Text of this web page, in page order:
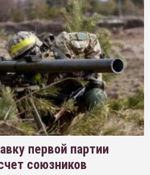
первой партии
союзников